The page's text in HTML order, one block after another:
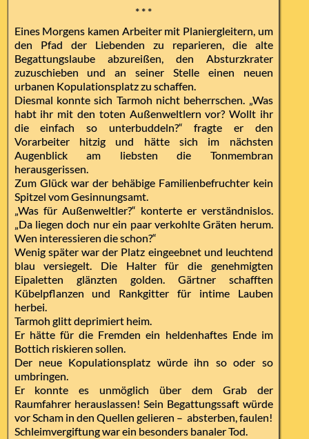
* * *
Eines Morgens kamen Arbeiter mit Planiergleitern, um
den Pfad der Liebenden zu reparieren, die alte
Begattungslaube abzureißen, den Absturzkrater
zuzuschieben und an seiner Stelle einen neuen
urbanen Kopulationsplatz zu schaffen.
Diesmal konnte sich Tarmoh nicht beherrschen. „Was
habt ihr mit den toten Außenweltlern vor? Wollt ihr
die einfach so unterbuddeln?“ fragte er den
Vorarbeiter hitzig und hätte sich im nächsten
Augenblick am liebsten die Tonmembran
herausgerissen.
Zum Glück war der behäbige Familienbefruchter kein
Spitzel vom Gesinnungsamt.
„Was für Außenweltler?“ konterte er verständnislos.
„Da liegen doch nur ein paar verkohlte Gräten herum.
Wen interessieren die schon?“
Wenig später war der Platz eingeebnet und leuchtend
blau versiegelt. Die Halter für die genehmigten
Eipaletten glänzten golden. Gärtner schafften
Kübelpflanzen und Rankgitter für intime Lauben
herbei.
Tarmoh glitt deprimiert heim.
Er hätte für die Fremden ein heldenhaftes Ende im
Bottich riskieren sollen.
Der neue Kopulationsplatz würde ihn so oder so
umbringen.
Er konnte es unmöglich über dem Grab der
Raumfahrer herauslassen! Sein Begattungssaft würde
vor Scham in den Quellen gelieren – absterben, faulen!
Schleimvergiftung war ein besonders banaler Tod.